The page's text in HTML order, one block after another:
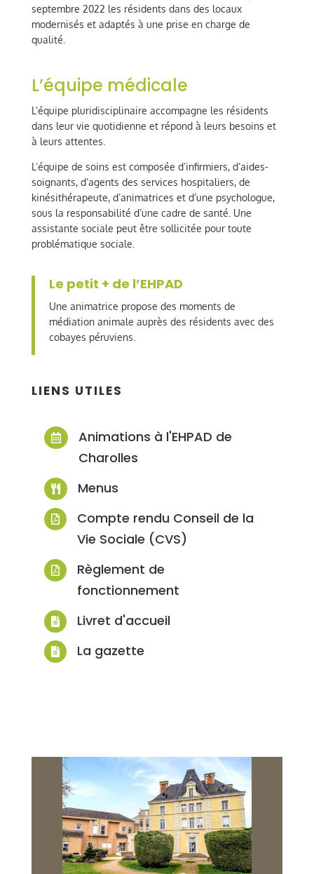
septembre 2022 les résidents dans des locaux
modernisés et adaptés à une prise en charge de
qualité.
L’équipe médicale
L’équipe pluridisciplinaire accompagne les résidents
dans leur vie quotidienne et répond à leurs besoins et
à leurs attentes.
L’équipe de soins est composée d’infirmiers, d’aides-
soignants, d’agents des services hospitaliers, de
kinésithérapeute, d’animatrices et d’une psychologue,
sous la responsabilité d’une cadre de santé. Une
assistante sociale peut être sollicitée pour toute
problématique sociale.
Le petit + de l’EHPAD
Une animatrice propose des moments de
médiation animale auprès des résidents avec des
cobayes péruviens.
LIENS UTILES

Animations à l'EHPAD de
Charolles
 Menus

Compte rendu Conseil de la
Vie Sociale (CVS)

Règlement de
fonctionnement
 Livret d'accueil
 La gazette